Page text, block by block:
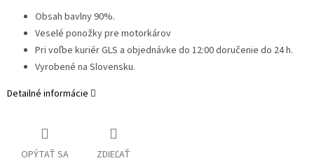
Obsah bavlny 90%.
Veselé ponožky pre motorkárov
Pri voľbe kuriér GLS a objednávke do 12:00 doručenie do 24 h.
Vyrobené na Slovensku.
Detailné informácie
OPÝTAŤ SA ZDIEĽAŤ